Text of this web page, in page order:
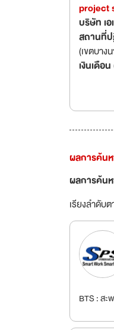
project
บริษัท เ
สถานที่
(เขตบาง
เงินเดือ
ผลการค้น
ผลการค้น
เรียงลำดับ
BTS : สะ